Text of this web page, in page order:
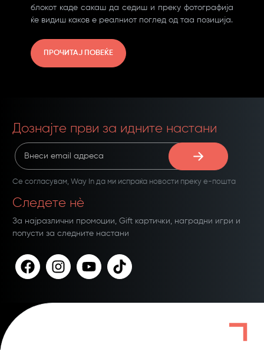
блокот каде сакаш да седиш и преку фотографија
ќе видиш каков е реалниот поглед од таа позиција.
ПРОЧИТАЈ ПОВЕЌЕ
Дознајте први за идните настани
Се согласувам, Way In да ми испраќа новости преку е-пошта
Следете нѐ
За најразлични промоции, Gift картички, наградни игри и
попусти за следните настани